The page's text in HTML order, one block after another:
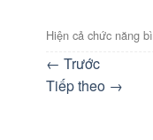
Hiện cả chức năng
← Trước
Tiếp theo →